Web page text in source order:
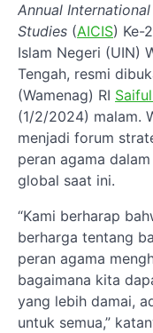
Annual
Studies (AICIS) Ke-
Islam Negeri (UIN)
Tengah, resmi
(Wamenag) RI
(1/2/2024) malam.
menjadi forum
peran agama
global saat ini.
“Kami berharap
berharga tentang
peran agama
bagaimana kita
yang lebih damai,
untuk semua,”